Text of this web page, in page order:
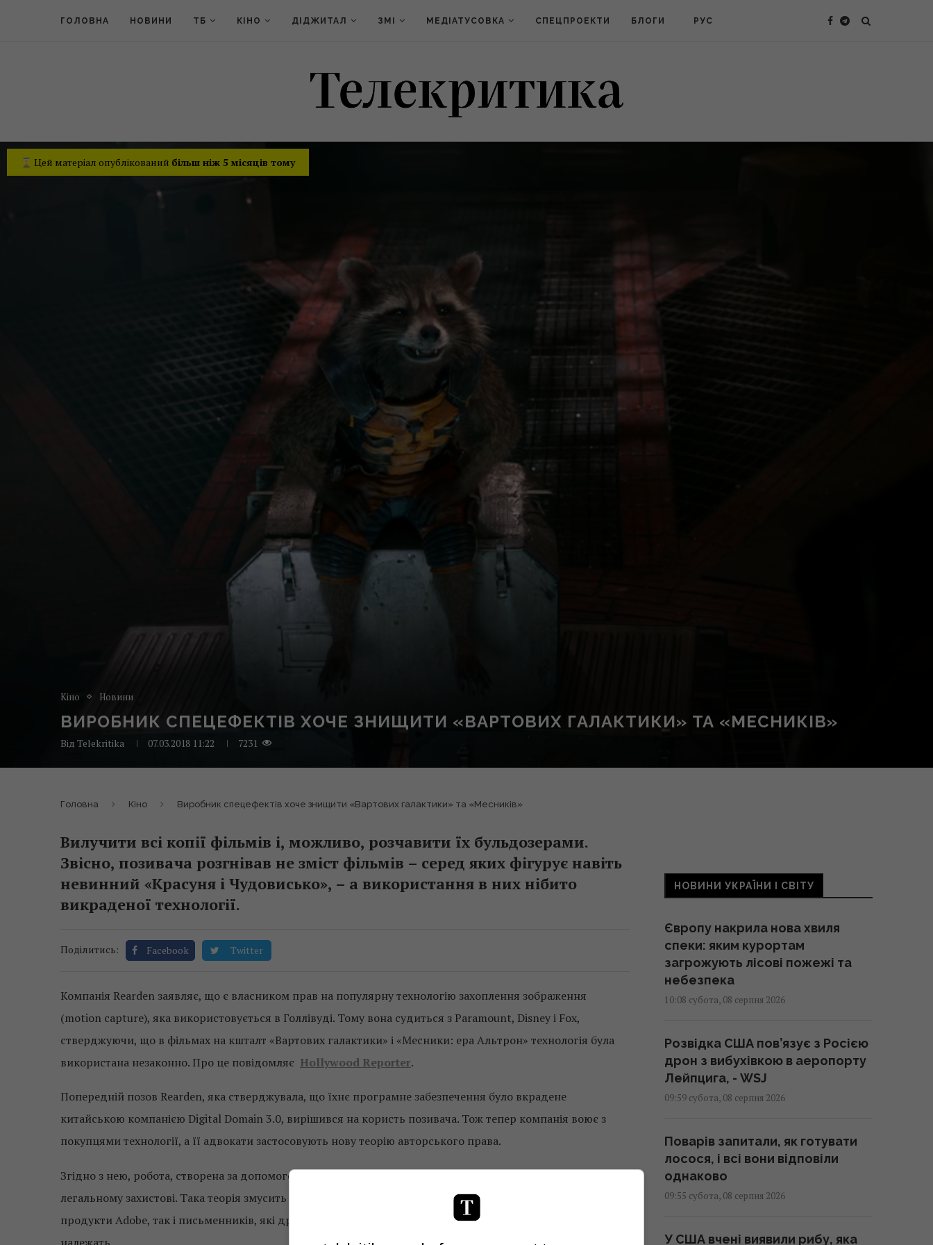
ГОЛОВНА НОВИНИ ТБ КІНО ДІДЖИТАЛ ЗМІ МЕДІАТУСОВКА СПЕЦПРОЕКТИ БЛОГИ РУС
Цей матеріал опублікований більш ніж 5 місяців тому
Кіно Новини
ВИРОБНИК СПЕЦЕФЕКТІВ ХОЧЕ ЗНИЩИТИ «ВАРТОВИХ ГАЛАКТИКИ» ТА «МЕСНИКІВ»
Від Telekritika 07.03.2018 11:22 7231
Головна Кіно Виробник спецефектів хоче знищити «Вартових галактики» та «Месників»
Вилучити всі копії фільмів і, можливо, розчавити їх бульдозерами.
Звісно, позивача розгнівав не зміст фільмів – серед яких фігурує навіть
невинний «Красуня і Чудовисько», – а використання в них нібито
викраденої технології.
Поділитись: Facebook Twitter
Компанія Rearden заявляє, що є власником прав на популярну технологію захоплення зображення
(motion capture), яка використовується в Голлівуді. Тому вона судиться з Paramount, Disney і Fox,
стверджуючи, що в фільмах на кшталт «Вартових галактики» і «Месники: ера Альтрон» технологія була
використана незаконно. Про це повідомляє Hollywood Reporter.
Попередній позов Rearden, яка стверджувала, що їхнє програмне забезпечення було вкрадене
китайською компанією Digital Domain 3.0, вирішився на користь позивача. Тож тепер компанія воює з
покупцями технології, а її адвокати застосовують нову теорію авторського права.
Згідно з нею, робота, створена за допомогою цифрової технології, є «похідним твором» і теж підлягає
легальному захистові. Така теорія змусить здригнутися як художників, які використовують в роботі
продукти Adobe, так і письменників, які друкують у Word – адже, згідно з нею, їхні роботи їм не
НОВИНИ УКРАЇНИ І СВІТУ
Європу накрила нова хвиля
спеки: яким курортам
загрожують лісові пожежі та
небезпека
10:08 субота, 08 серпня 2026
Розвідка США пов’язує з Росією
дрон з вибухівкою в аеропорту
Лейпцига, - WSJ
09:59 субота, 08 серпня 2026
Поварів запитали, як готувати
лосося, і всі вони відповіли
однаково
09:55 субота, 08 серпня 2026
У США вчені виявили рибу, яка